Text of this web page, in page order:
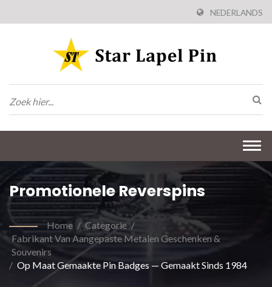
NEDERLANDS
Promotionele Reverspins
Home / Categorie /
Fabrikant Van Aangepaste Metalen Geschenken &
Souvenirs
/ Op Maat Gemaakte Pin Badges — Gemaakt Sinds 1984